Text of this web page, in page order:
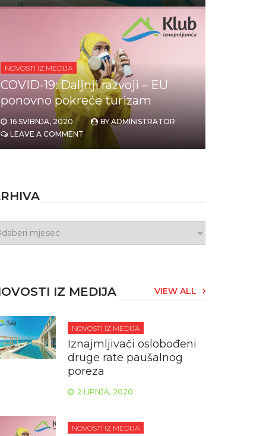
NOVOSTI IZ MEDIJA
COVID-19: Daljnji razvoji – EU
ponovno pokreće turizam
16 SVIBNJA, 2020 BYADMINISTRATOR
LEAVE A COMMENT
IZ MEDIJA VIEW ALL
NOVOSTI IZ MEDIJA
Iznajmljivači oslobođeni
druge rate paušalnog
poreza
2 LIPNJA, 2020
NOVOSTI IZ MEDIJA